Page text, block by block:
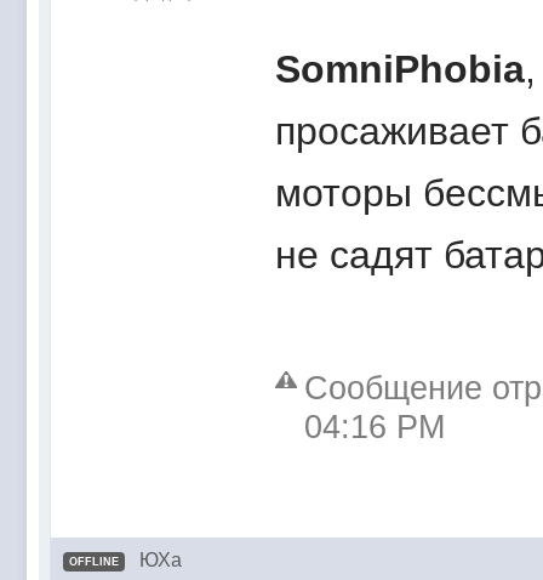
SomniPhobia
просаживает
моторы
не садят
Сообщение
04:16 PM
OFFLINE ЮХа